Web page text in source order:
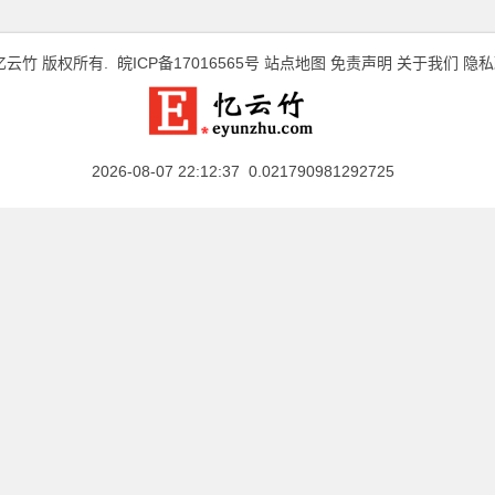
云竹 版权所有. 皖ICP备17016565号 站点地图 免责声明 关于我们 隐
2026-08-07 22:12:37 0.021790981292725